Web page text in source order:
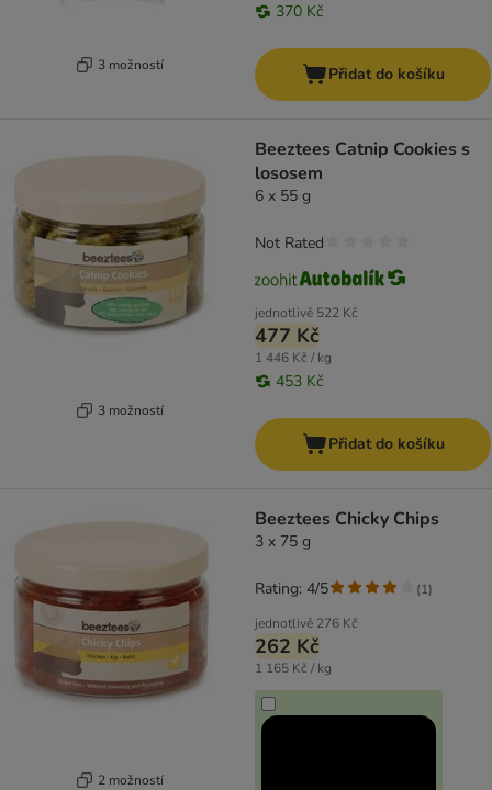
3 možností
370 Kč
Přidat do košíku
3 možností
Beeztees Catnip Cookies s
lososem
6 x 55 g
jednotlivě 522 Kč
477 Kč
1 446 Kč / kg
453 Kč
Not Rated
Přidat do košíku
2 možností
Beeztees Chicky Chips
3 x 75 g
jednotlivě 276 Kč
262 Kč
1 165 Kč / kg
Rating: 4/5 (1)